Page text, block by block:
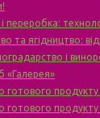
переробка:
та ягідництво:
і
«Галерея»
готового продукту
готового продукту